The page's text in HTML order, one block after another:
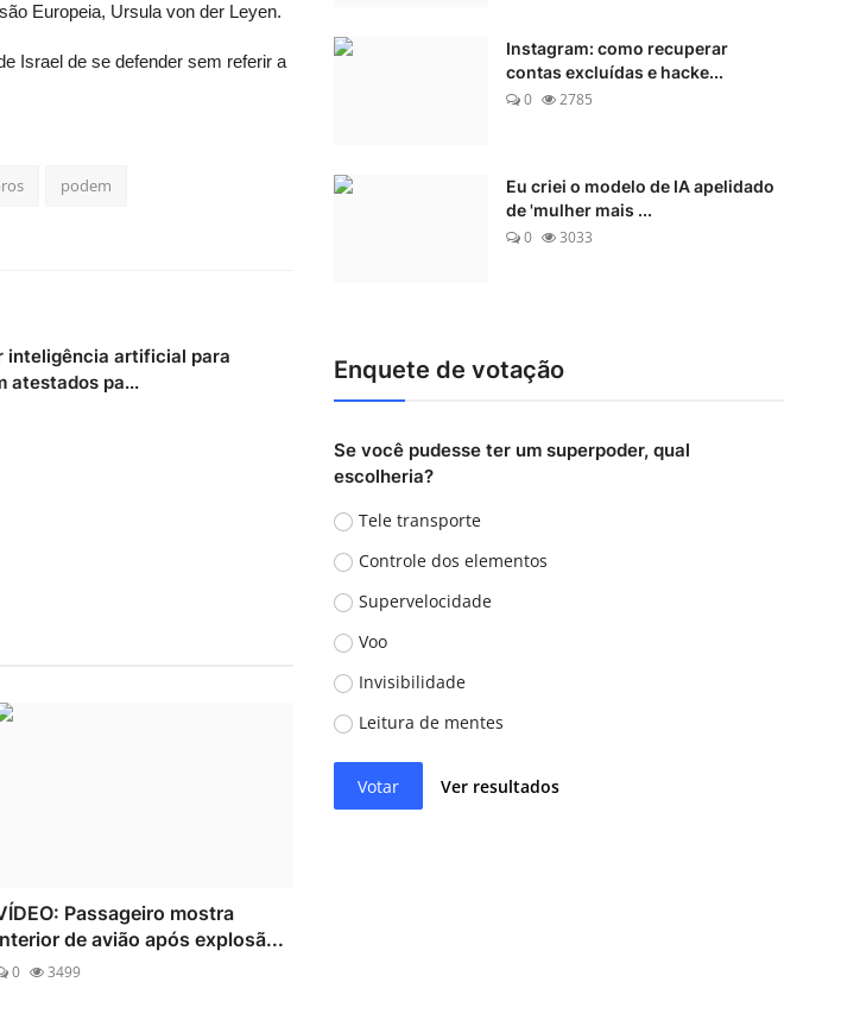
Europeia, Ursula von der Leyen.
Israel de se defender sem referir a
podem
inteligência artificial para
atestados pa...
Passageiro mostra
de avião após explosã...
0 3499
Instagram: como recuperar
contas excluídas e hacke...
0
2785
Eu criei o modelo de IA apelidado
de 'mulher mais ...
0
3033
Enquete de votação
Se você pudesse ter um superpoder, qual
escolheria?
Tele transporte
Controle dos elementos
Supervelocidade
Voo
Invisibilidade
Leitura de mentes
Votar Ver resultados